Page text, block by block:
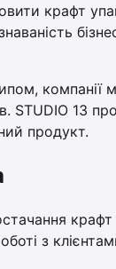
крафт
STUDIO 13
продукт.
з